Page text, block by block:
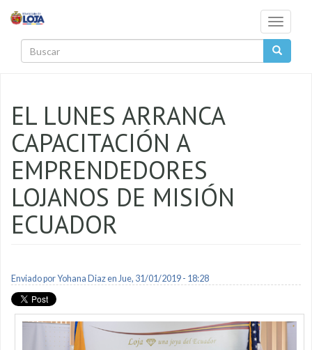
Toggle
EL LUNES ARRANCA
CAPACITACIÓN A
EMPRENDEDORES
LOJANOS DE MISIÓN
ECUADOR
Enviado porYohana Diazen Jue, 31/01/2019 - 18:28